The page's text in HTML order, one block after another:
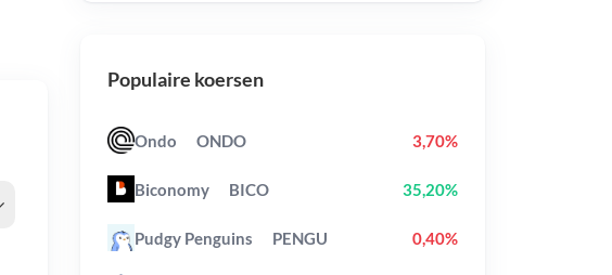
Populaire koersen
Ondo ONDO 3,70%
Biconomy BICO 35,20%
Pudgy Penguins PENGU 0,40%